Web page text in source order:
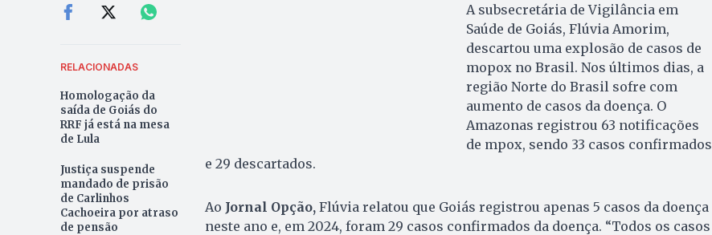
RELACIONADAS
Homologação da
saída de Goiás do
RRF já está na mesa
de Lula
Justiça suspende
mandado de prisão
de Carlinhos
Cachoeira por atraso
de pensão
A subsecretária de Vigilância em
Saúde de Goiás, Flúvia Amorim,
descartou uma explosão de casos de
mopox no Brasil. Nos últimos dias, a
região Norte do Brasil sofre com
aumento de casos da doença. O
Amazonas registrou 63 notificações
de mpox, sendo 33 casos confirmados
e 29 descartados.
Ao Jornal Opção, Flúvia relatou que Goiás registrou apenas 5 casos da doença
neste ano e, em 2024, foram 29 casos confirmados da doença. “Todos os casos